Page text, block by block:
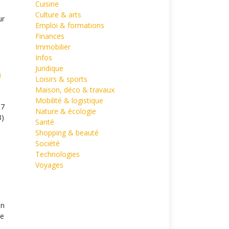
Cuisine
Culture & arts
Emploi & formations
Finances
Immobilier
Infos
Juridique
Loisirs & sports
Maison, déco & travaux
Mobilité & logistique
Nature & écologie
Santé
Shopping & beauté
Société
Technologies
Voyages